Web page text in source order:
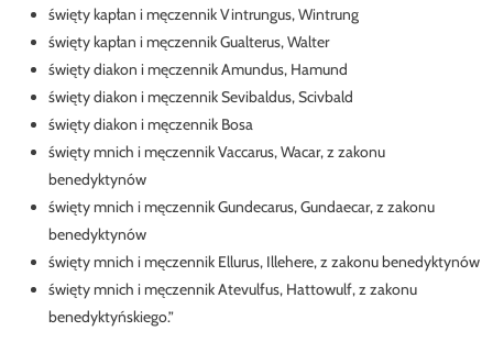
święty kapłan i męczennik Vintrungus, Wintrung
święty kapłan i męczennik Gualterus, Walter
święty diakon i męczennik Amundus, Hamund
święty diakon i męczennik Sevibaldus, Scivbald
święty diakon i męczennik Bosa
święty mnich i męczennik Vaccarus, Wacar, z zakonu
benedyktynów
święty mnich i męczennik Gundecarus, Gundaecar, z zakonu
benedyktynów
święty mnich i męczennik Ellurus, Illehere, z zakonu benedyktynów
święty mnich i męczennik Atevulfus, Hattowulf, z zakonu
benedyktyńskiego.”